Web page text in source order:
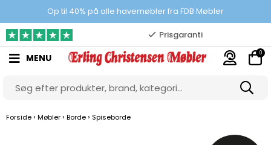
Op til 40% på alle havemøbler fra FDB Møbler
100% danskejet webshop
Prisgaranti
10.000 m2 showroom
Gratis & gode parkeringsforhold
MENU 0
Forside › Møbler › Borde › Spiseborde